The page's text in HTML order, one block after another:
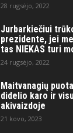
28 rugsėjo, 2022
Jurbarkiečiui
prezidente, jei
tas NIEKAS turi
24 rugsėjo, 2022
Maitvanagių
didelio karo ir
akivaizdoje
21 kovo, 2023